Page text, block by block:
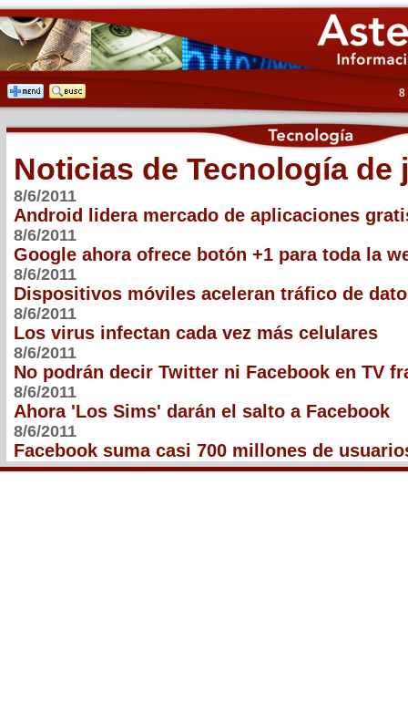
8
Noticias de Tecnología de
8/6/2011
Android lidera mercado de aplicaciones
8/6/2011
Google ahora ofrece botón +1 para toda la
8/6/2011
Dispositivos móviles aceleran tráfico de
8/6/2011
Los virus infectan cada vez más celulares
8/6/2011
No podrán decir Twitter ni Facebook en TV
8/6/2011
Ahora 'Los Sims' darán el salto a Facebook
8/6/2011
Facebook suma casi 700 millones de